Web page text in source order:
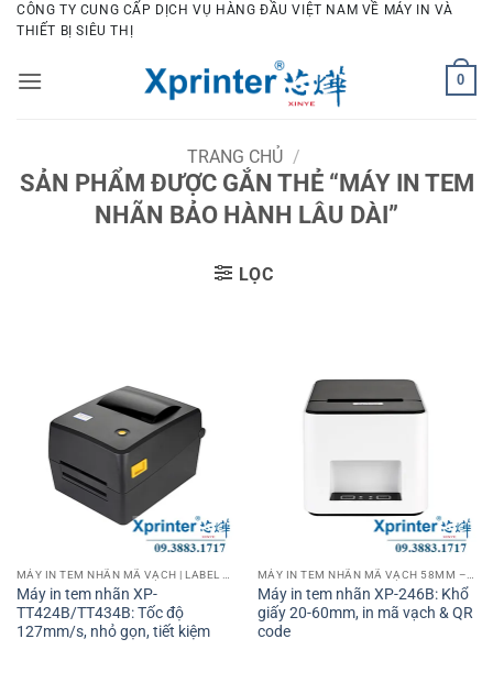
Bỏ
qua
dung
CÔNG TY CUNG CẤP DỊCH VỤ HÀNG ĐẦU VIỆT NAM VỀ MÁY IN VÀ
THIẾT BỊ SIÊU THỊ
0
TRANG CHỦ /
SẢN PHẨM ĐƯỢC GẮN THẺ “MÁY IN TEM
NHÃN BẢO HÀNH LÂU DÀI”
LỌC
Máy in tem nhãn XP-
TT424B/TT434B: Tốc độ
127mm/s, nhỏ gọn, tiết kiệm
Máy in tem nhãn XP-246B: Khổ
giấy 20-60mm, in mã vạch & QR
code